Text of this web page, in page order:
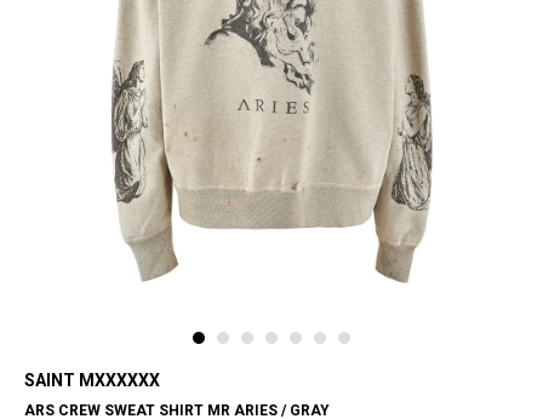
SAINT MXXXXXX
ARS CREW SWEAT SHIRT MR ARIES / GRAY